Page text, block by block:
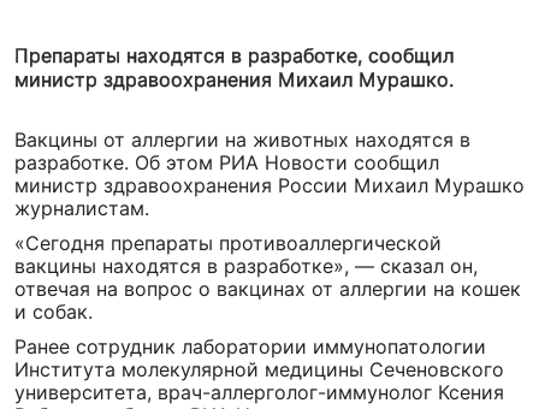
Препараты находятся в разработке, сообщил
министр здравоохранения Михаил Мурашко.
Вакцины от аллергии на животных находятся в
разработке. Об этом РИА Новости сообщил
министр здравоохранения России Михаил Мурашко
журналистам.
«Сегодня препараты противоаллергической
вакцины находятся в разработке», — сказал он,
отвечая на вопрос о вакцинах от аллергии на кошек
и собак.
Ранее сотрудник лаборатории иммунопатологии
Института молекулярной медицины Сеченовского
университета, врач-аллерголог-иммунолог Ксения